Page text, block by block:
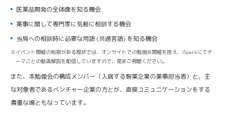
医薬品開発の全体像を知る機会
薬事に関して専門家に気軽に相談する機会
当局への相談時に必要な用語 (共通言語) を知る機会
イベント開催の制限がある現状では、オンサイトでの勉強会開催を控え、iSparkにてテ
ーマごとの動画解説を配信していますので、是非ご視聴ください。
また、本勉強会の構成メンバー（入居する製薬企業の薬事担当者）と、主
な対象者であるベンチャー企業の方とが、直接コミュニケーションをする
貴重な場ともなっています。